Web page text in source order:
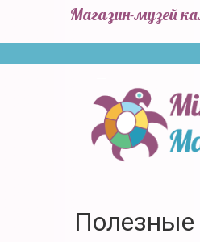
Магазин-музей
Полезные